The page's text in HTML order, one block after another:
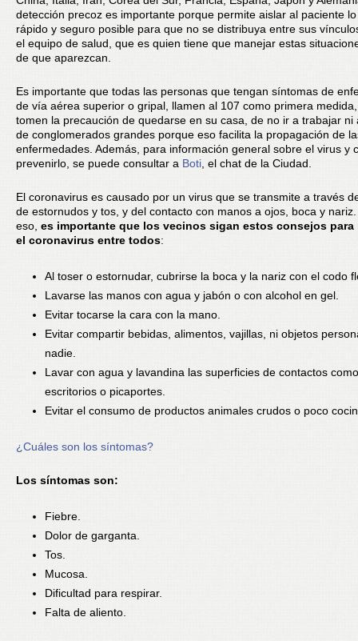
detección precoz es importante porque permite aislar al paciente
rápido y seguro posible para que no se distribuya entre sus
el equipo de salud, que es quien tiene que manejar estas
de que aparezcan.
Es importante que todas las personas que tengan síntomas de
de vía aérea superior o gripal, llamen al 107 como primera
tomen la precaución de quedarse en su casa, de no ir a trabajar ni
de conglomerados grandes porque eso facilita la propagación de
enfermedades. Además, para información general sobre el virus y
prevenirlo, se puede consultar a Boti , el chat de la Ciudad.
El coronavirus es causado por un virus que se transmite a través
de estornudos y tos, y del contacto con manos a ojos, boca y
eso, es importante que los vecinos sigan estos consejos para
el coronavirus entre todos:
Al toser o estornudar, cubrirse la boca y la nariz con el codo
Lavarse las manos con agua y jabón o con alcohol en gel.
Evitar tocarse la cara con la mano.
Evitar compartir bebidas, alimentos, vajillas, ni objetos
nadie.
Lavar con agua y lavandina las superficies de contactos como
escritorios o picaportes.
Evitar el consumo de productos animales crudos o poco
¿Cuáles son los síntomas?
Los síntomas son:
Fiebre.
Dolor de garganta.
Tos.
Mucosa.
Dificultad para respirar.
Falta de aliento.